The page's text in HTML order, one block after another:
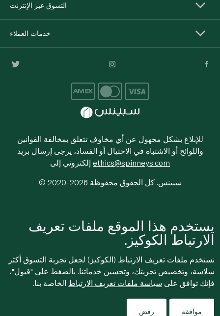
التسوق عبر الإنترنت
خدمات العملاء
للإبلاغ بشكل مجهول عن أي مخاوف تتعلق بمخالفة القوانين
واللوائح أو الاشتباه في الاحتيال أو الفساد، يرجى إرسال بريد
ethics@spinneys.com
© 2020-2026 سبينس. كل الحقوق محفوظة
يستخدم هذا الموقع ملفات تعريف
الارتباط الكوكيز.
نستخدم ملفات تعريف الارتباط (الكوكيز) لجعل تجربة التسوق أكثر
سلاسة، وتخصيص تجربتك، وتحسين خدماتنا. بالضغط على "قبول"،
فإنك توافق على سياسة ملفات تعريف الارتباط الخاصة بنا.
موافقة رفض